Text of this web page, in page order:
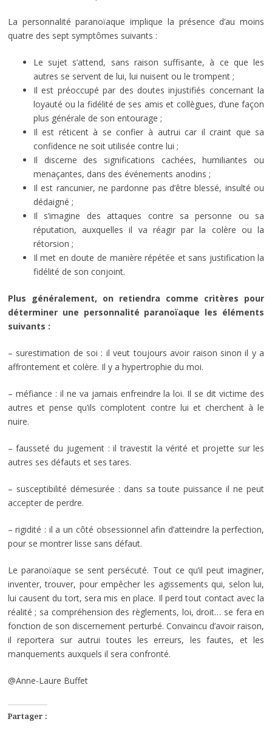
La personnalité paranoïaque implique la présence d’au moins
quatre des sept symptômes suivants :
Le sujet s’attend, sans raison suffisante, à ce que les
autres se servent de lui, lui nuisent ou le trompent ;
Il est préoccupé par des doutes injustifiés concernant la
loyauté ou la fidélité de ses amis et collègues, d’une façon
plus générale de son entourage ;
Il est réticent à se confier à autrui car il craint que sa
confidence ne soit utilisée contre lui ;
Il discerne des significations cachées, humiliantes ou
menaçantes, dans des événements anodins ;
Il est rancunier, ne pardonne pas d’être blessé, insulté ou
dédaigné ;
Il s’imagine des attaques contre sa personne ou sa
réputation, auxquelles il va réagir par la colère ou la
rétorsion ;
Il met en doute de manière répétée et sans justification la
fidélité de son conjoint.
Plus généralement, on retiendra comme critères pour
déterminer une personnalité paranoïaque les éléments
suivants :
– surestimation de soi : il veut toujours avoir raison sinon il y a
affrontement et colère. Il y a hypertrophie du moi.
– méfiance : il ne va jamais enfreindre la loi. Il se dit victime des
autres et pense qu’ils complotent contre lui et cherchent à le
nuire.
– fausseté du jugement : il travestit la vérité et projette sur les
autres ses défauts et ses tares.
– susceptibilité démesurée : dans sa toute puissance il ne peut
accepter de perdre.
– rigidité : il a un côté obsessionnel afin d’atteindre la perfection,
pour se montrer lisse sans défaut.
Le paranoïaque se sent persécuté. Tout ce qu’il peut imaginer,
inventer, trouver, pour empêcher les agissements qui, selon lui,
lui causent du tort, sera mis en place. Il perd tout contact avec la
réalité ; sa compréhension des règlements, loi, droit… se fera en
fonction de son discernement perturbé. Convaincu d’avoir raison,
il reportera sur autrui toutes les erreurs, les fautes, et les
manquements auxquels il sera confronté.
@Anne-Laure Buffet
Partager :